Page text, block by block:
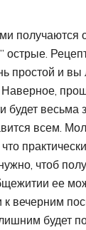
получаются
острые.
простой и вы
Наверное,
будет весьма
всем.
чтоб
ее
к вечерним
будет